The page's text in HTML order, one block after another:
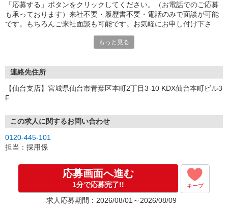
「応募する」ボタンをクリックしてください。（お電話でのご応募
も承っております）来社不要・履歴書不要・電話のみで面談が可能
です。もちろんご来社面談も可能です。お気軽にお申し付け下さ
もっと見る
連絡先住所
【仙台支店】宮城県仙台市青葉区本町2丁目3-10 KDX仙台本町ビル3
F
この求人に関するお問い合わせ
0120-445-101
担当：採用係
応募画面へ進む
1分で応募完了!! キープ
求人応募期間：2026/08/01～2026/08/09